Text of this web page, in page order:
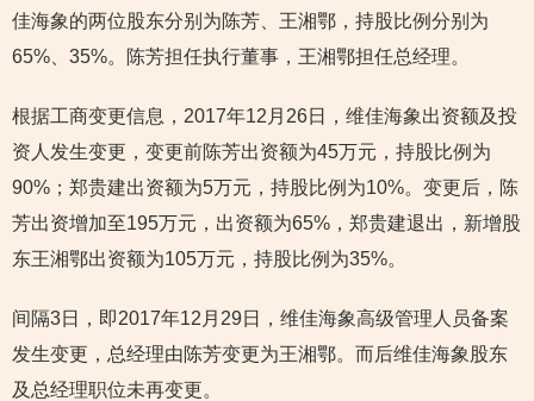
佳海象的两位股东分别为陈芳、王湘鄂，持股比例分别为
65%、35%。陈芳担任执行董事，王湘鄂担任总经理。
根据工商变更信息，2017年12月26日，维佳海象出资额及投
资人发生变更，变更前陈芳出资额为45万元，持股比例为
90%；郑贵建出资额为5万元，持股比例为10%。变更后，陈
芳出资增加至195万元，出资额为65%，郑贵建退出，新增股
东王湘鄂出资额为105万元，持股比例为35%。
间隔3日，即2017年12月29日，维佳海象高级管理人员备案
发生变更，总经理由陈芳变更为王湘鄂。而后维佳海象股东
及总经理职位未再变更。